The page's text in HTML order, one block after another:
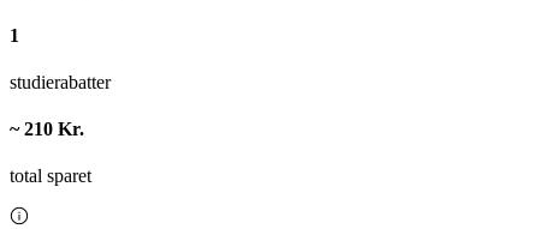
1
studierabatter
~ 210 Kr.
total sparet